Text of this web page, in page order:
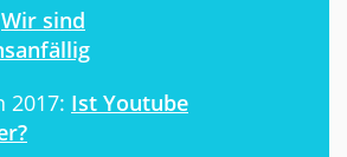
Wir sind
2017: Ist Youtube